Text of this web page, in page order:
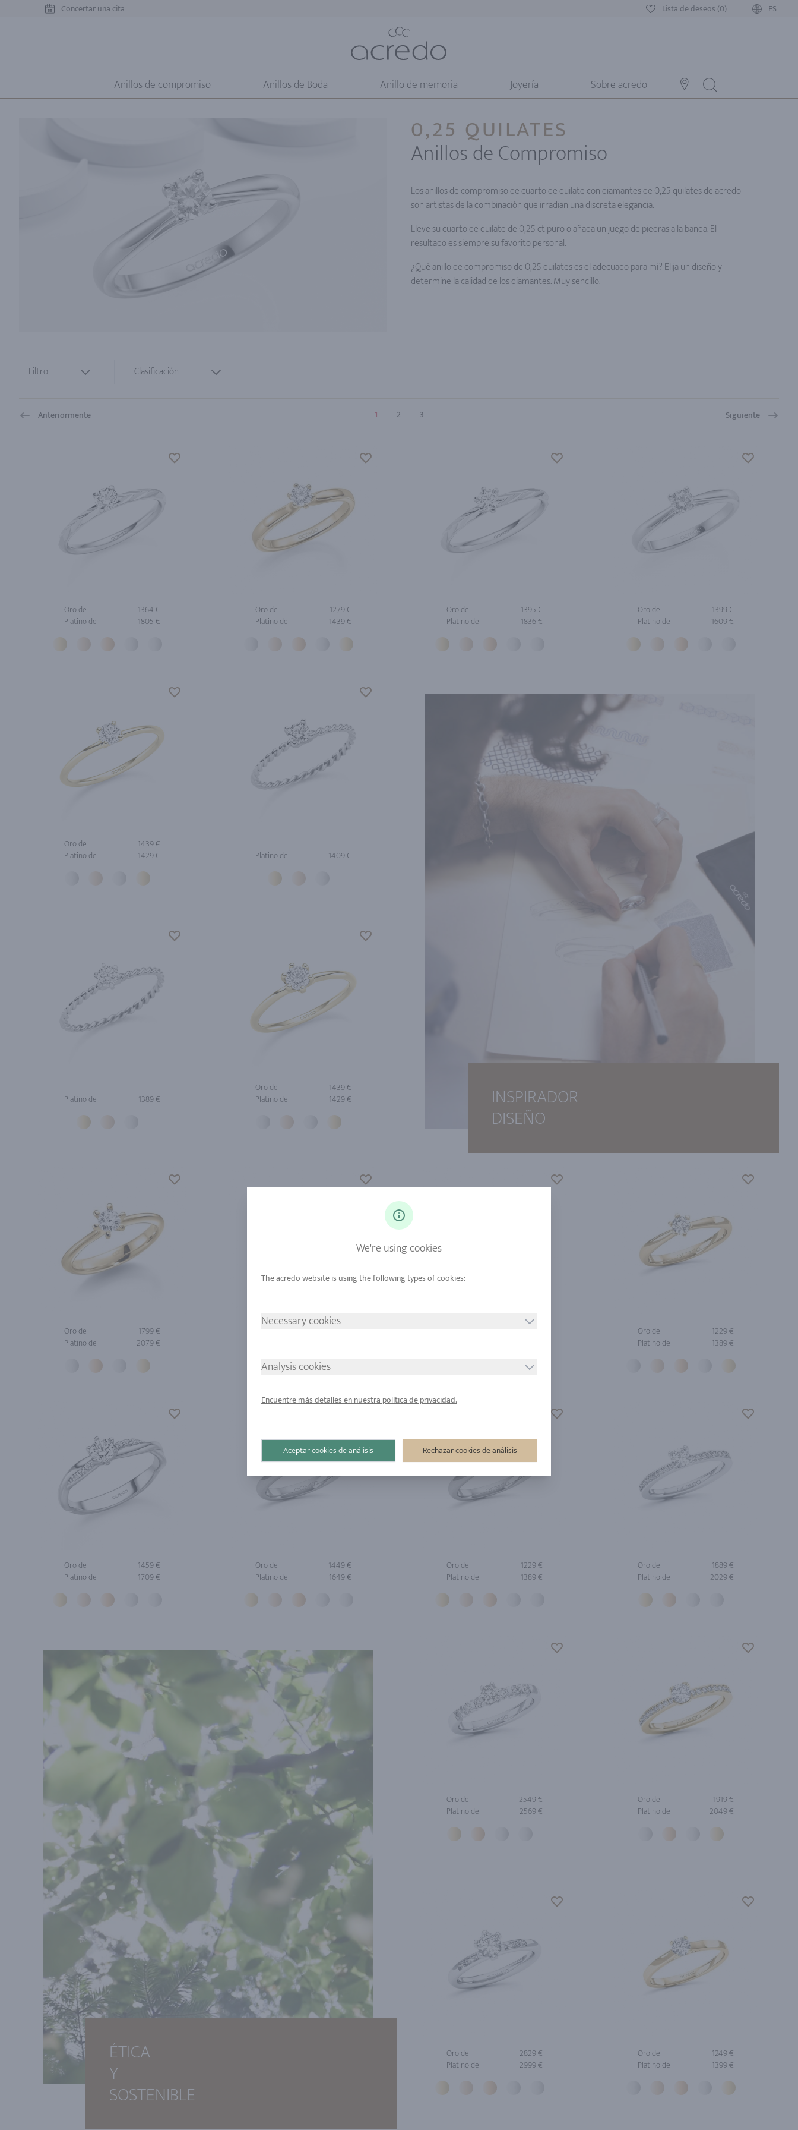
Concertar una cita Lista de deseos (0) ES
Anillos de compromiso Anillos de Boda Anillo de memoria Joyería Sobre acredo
0,25 QUILATES
Anillos de Compromiso
Los anillos de compromiso de cuarto de quilate con diamantes de 0,25 quilates de acredo
son artistas de la combinación que irradian una discreta elegancia.
Lleve su cuarto de quilate de 0,25 ct puro o añada un juego de piedras a la banda. El
resultado es siempre su favorito personal.
¿Qué anillo de compromiso de 0,25 quilates es el adecuado para mí? Elija un diseño y
determine la calidad de los diamantes. Muy sencillo.
Filtro Clasificación
Anteriormente 1 2 3 Siguiente
Oro de
1364 €
Platino de
1805 €
Oro de
1279 €
Platino de
1439 €
Oro de
1395 €
Platino de
1836 €
Oro de
1399 €
Platino de
1609 €
Oro de
1439 €
Platino de
1429 € Platino de 1409 €
INSPIRADOR
DISEÑO
Platino de 1389 €
Oro de
1439 €
Platino de
1429 €
Oro de
1799 €
Platino de
2079 €
Platino de
2049 €
Platino de
1589 €
Oro de
1229 €
Platino de
1389 €
Oro de
1459 €
Platino de
1709 €
Oro de
1449 €
Platino de
1649 €
Oro de
1229 €
Platino de
1389 €
Oro de
1889 €
Platino de
2029 €
ÉTICA
Y
SOSTENIBLE
Oro de
2549 €
Platino de
2569 €
Oro de
1919 €
Platino de
2049 €
Oro de
2829 €
Platino de
2999 €
Oro de
1249 €
Platino de
1399 €
We're using cookies
Necessary cookies
Analysis cookies
Encuentre más detalles en nuestra política de privacidad.
Rechazar cookies de análisis
Aceptar cookies de análisis